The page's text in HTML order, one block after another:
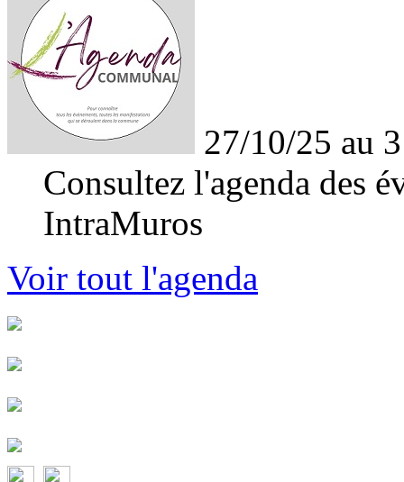
27/10/25 au
Consultez l'agenda des
IntraMuros
Voir tout l'agenda